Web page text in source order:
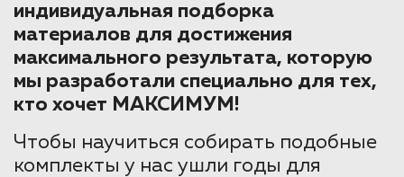
индивидуальная подборка
материалов для достижения
максимального результата, которую
мы разработали специально для тех,
кто хочет МАКСИМУМ!
Чтобы научиться собирать подобные
комплекты у нас ушли годы для